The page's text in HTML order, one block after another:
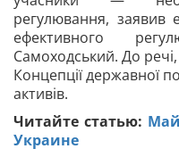
регулювання, заявив
ефективного
Самоходський. До
Концепції державної
активів.
Читайте статью:
Украине